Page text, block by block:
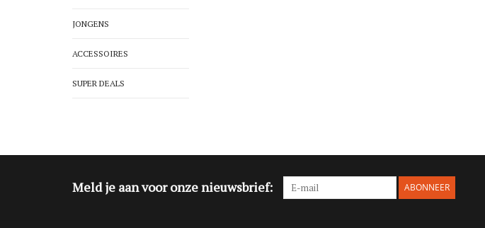
JONGENS
ACCESSOIRES
SUPER DEALS
Meld je aan voor onze nieuwsbrief: ABONNEER